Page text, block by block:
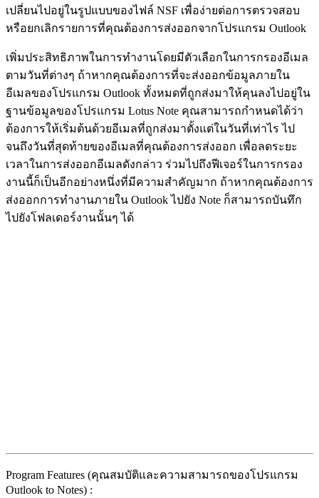
เปลี่ยนไปอยู่ในรูปแบบของไฟล์ NSF เพื่อง่ายต่อการตรวจสอบ
หรือยกเลิกรายการที่คุณต้องการส่งออกจากโปรแกรม Outlook
เพิ่มประสิทธิภาพในการทำงานโดยมีตัวเลือกในการกรองอีเมล
ตามวันที่ต่างๆ ถ้าหากคุณต้องการที่จะส่งออกข้อมูลภายใน
อีเมลของโปรแกรม Outlook ทั้งหมดที่ถูกส่งมาให้คุนลงไปอยู่ใน
ฐานข้อมูลของโปรแกรม Lotus Note คุณสามารถกำหนดได้ว่า
ต้องการให้เริ่มต้นด้วยอีเมลที่ถูกส่งมาตั้งแต่ในวันที่เท่าไร ไป
จนถึงวันที่สุดท้ายของอีเมลที่คุณต้องการส่งออก เพื่อลดระยะ
เวลาในการส่งออกอีเมลดังกล่าว ร่วมไปถึงฟีเจอร์ในการกรอง
งานนี้ก็เป็นอีกอย่างหนึ่งที่มีความสำคัญมาก ถ้าหากคุณต้องการ
ส่งออกการทำงานภายใน Outlook ไปยัง Note ก็สามารถบันทึก
ไปยังโฟลเดอร์งานนั้นๆ ได้
Program Features (คุณสมบัติและความสามารถของโปรแกรม
Outlook to Notes) :